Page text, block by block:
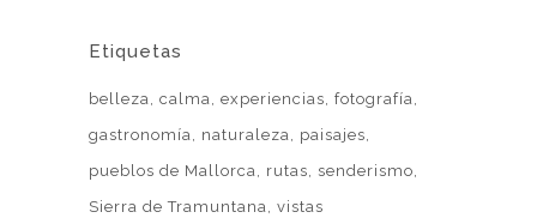
Etiquetas
belleza calma experiencias fotografía
gastronomía
naturaleza
paisajes
pueblos de Mallorca
rutas
senderismo
Sierra de Tramuntana vistas